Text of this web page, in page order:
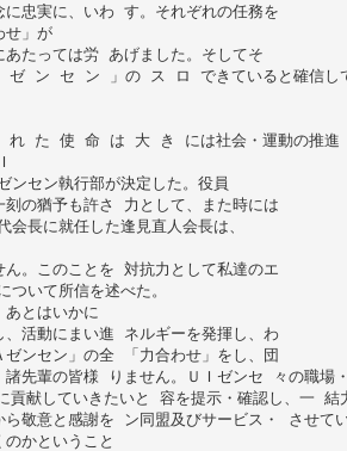
忠実に、いわ す。それぞれの任務を
せ」が
たっては労 あげました。そしてそ
ン セ ン 」の ス ロ できていると確信し
れ た 使 命 は 大 き には社会・運動の推進
ンセン執行部が決定した。役員
の猶予も許さ 力として、また時には
会長に就任した逢見直人会長は、
。このことを 対抗力として私達のエ
ついて所信を述べた。
とはいかに
活動にまい進 ネルギーを発揮し、わ
ンセン」の全 「力合わせ」をし、団
先輩の皆様 りません。ＵＩゼンセ 々の職場
していきたいと 容を提示・確認し、一 結
敬意と感謝を ン同盟及びサービス・ させて
かということ